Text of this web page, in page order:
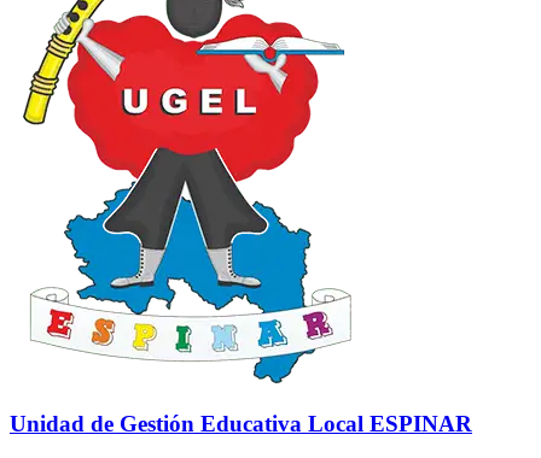
Unidad de Gestión Educativa Local ESPINAR